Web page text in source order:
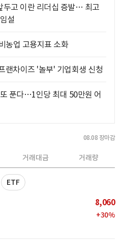
두고 이란 리더십 증발… 최고
설
농업 고용지표 소화
랜차이즈 '놀부' 기업회생 신청
푼다…1인당 최대 50만원 어
08.08 장마감
거래대금 거래량
ETF
8,060
+30%